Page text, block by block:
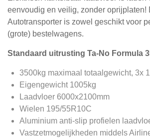
eenvoudig en veilig, zonder oprijplaten!
Autotransporter is zowel geschikt voor
(grote) bestelwagens.
Standaard uitrusting Ta-No Formula
3500kg maximaal totaalgewicht, 3x
Eigengewicht 1005kg
Laadvloer 6000x2100mm
Wielen 195/55R10C
Aluminium anti-slip profielen
Vastzetmogelijkheden middels